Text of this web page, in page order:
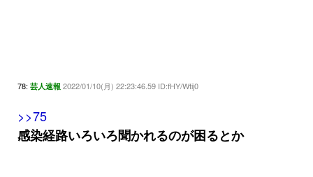
78: 芸人速報 2022/01/10(月) 22:23:46.59 ID:fHY/Wtij0
>>75
感染経路いろいろ聞かれるのが困るとか